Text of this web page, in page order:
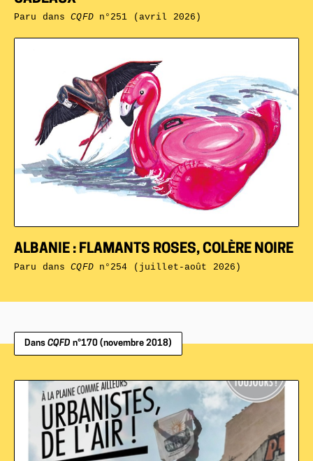
ALBANIE : FLAMANTS ROSES, COLÈRE NOIRE
Paru dansCQFDn°254 (juillet-août 2026)
Paru dansCQFDn°251 (avril 2026)
Dans CQFD n°170 (novembre 2018)